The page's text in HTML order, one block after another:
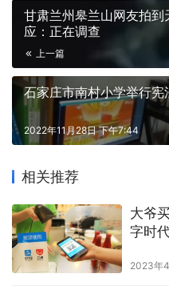
甘肃兰州皋兰山网友拍
应：正在调查
上一篇
石家庄市南村小学举行
2022年11月28日 下午7:44
相关推荐
大爷
字时
2023年